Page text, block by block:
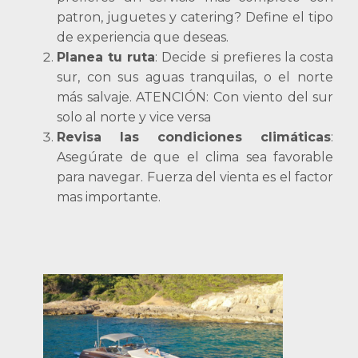
patron, juguetes y catering? Define el tipo
de experiencia que deseas.
Planea tu ruta: Decide si prefieres la costa
sur, con sus aguas tranquilas, o el norte
más salvaje. ATENCIÓN: Con viento del sur
solo al norte y vice versa
Revisa las condiciones climáticas:
Asegúrate de que el clima sea favorable
para navegar. Fuerza del vienta es el factor
mas importante.